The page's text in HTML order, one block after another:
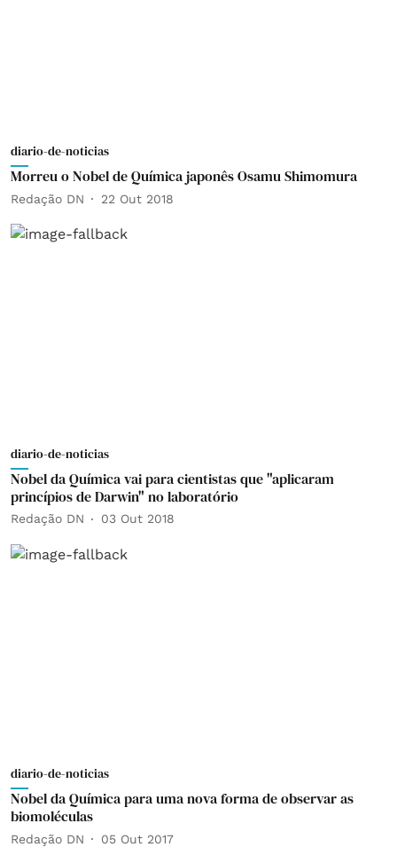
diario-de-noticias
Morreu o Nobel de Química japonês Osamu Shimomura
Redação DN 22 Out 2018
diario-de-noticias
Nobel da Química vai para cientistas que "aplicaram
princípios de Darwin" no laboratório
Redação DN 03 Out 2018
diario-de-noticias
Nobel da Química para uma nova forma de observar as
biomoléculas
Redação DN 05 Out 2017